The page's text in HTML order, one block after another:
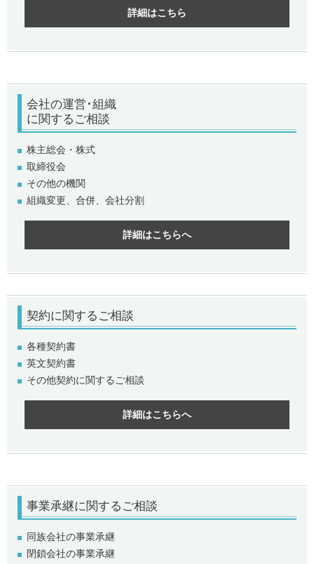
詳細はこちら
会社の運営･組織
に関するご相談
株主総会・株式
取締役会
その他の機関
組織変更、合併、会社分割
詳細はこちらへ
契約に関するご相談
各種契約書
英文契約書
その他契約に関するご相談
詳細はこちらへ
事業承継に関するご相談
同族会社の事業承継
閉鎖会社の事業承継